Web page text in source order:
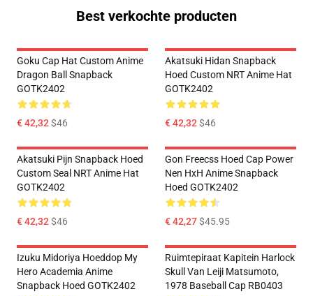
Best verkochte producten
Goku Cap Hat Custom Anime
Dragon Ball Snapback
GOTK2402
€ 42,32$46
Akatsuki Hidan Snapback
Hoed Custom NRT Anime Hat
GOTK2402
€ 42,32$46
Akatsuki Pijn Snapback Hoed
Custom Seal NRT Anime Hat
GOTK2402
€ 42,32$46
Gon Freecss Hoed Cap Power
Nen HxH Anime Snapback
Hoed GOTK2402
€ 42,27$45.95
Izuku Midoriya Hoeddop My
Hero Academia Anime
Snapback Hoed GOTK2402
Ruimtepiraat Kapitein Harlock
Skull Van Leiji Matsumoto,
1978 Baseball Cap RB0403